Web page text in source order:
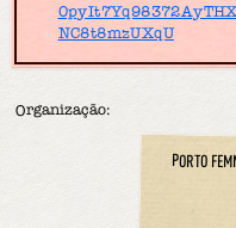
NC8t8mzUXqU
Organização:
PORTO